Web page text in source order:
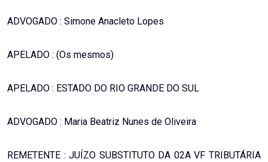
ADVOGADO : Simone Anacleto Lopes
APELADO : (Os mesmos)
APELADO : ESTADO DO RIO GRANDE DO SUL
ADVOGADO : Maria Beatriz Nunes de Oliveira
REMETENTE : JUÍZO SUBSTITUTO DA 02A VF TRIBUTÁRIA